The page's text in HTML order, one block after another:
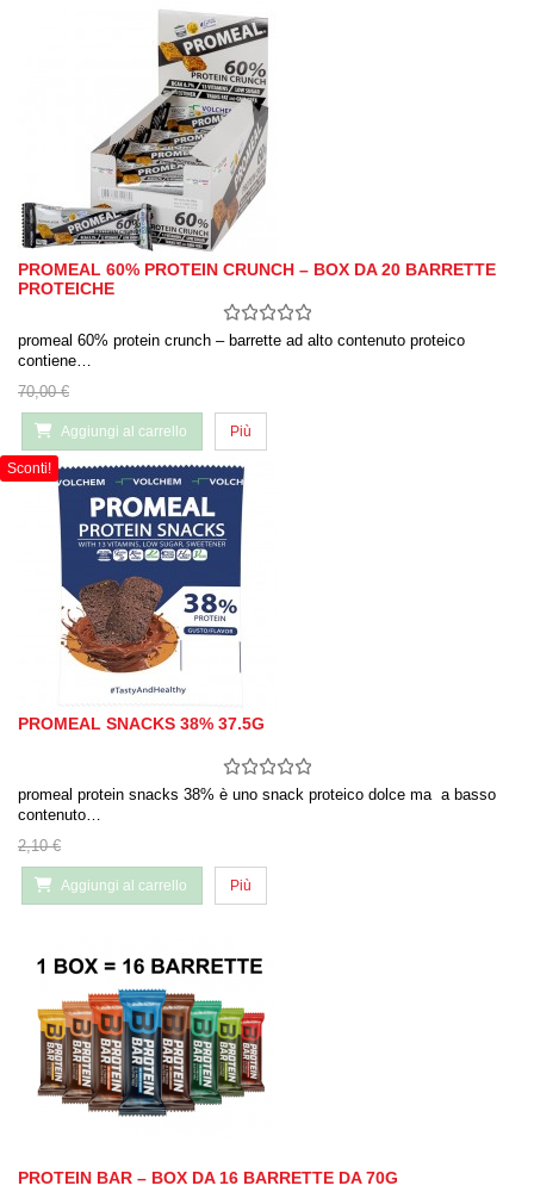
PROMEAL 60% PROTEIN CRUNCH – BOX DA 20 BARRETTE
PROTEICHE
promeal 60% protein crunch – barrette ad alto contenuto proteico
contiene…
70,00 €
Aggiungi al carrello Più
Sconti!
PROMEAL SNACKS 38% 37.5G
promeal protein snacks 38% è uno snack proteico dolce ma a basso
contenuto…
2,10 €
Aggiungi al carrello Più
PROTEIN BAR – BOX DA 16 BARRETTE DA 70G